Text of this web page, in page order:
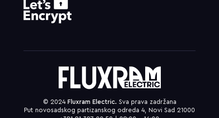
© 2024 Fluxram Electric. Sva prava zadržana
Put novosadskog partizanskog odreda 4, Novi Sad 21000